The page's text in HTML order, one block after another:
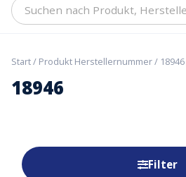
Suchen
Hersteller,
Start/ Produkt Herstellernummer / 18946
18946
Filter